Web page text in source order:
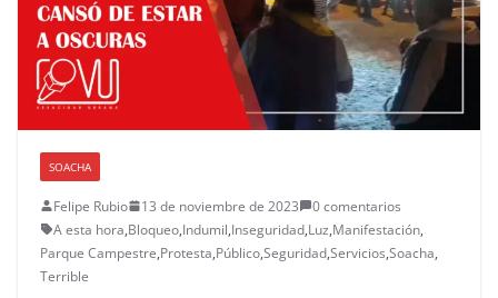
SOACHA
Felipe Rubio 13 de noviembre de 2023
0 comentarios
A esta hora,Bloqueo,Indumil,Inseguridad,Luz,Manifestación,
Parque Campestre,Protesta,Público,Seguridad,Servicios,Soacha,
Terrible